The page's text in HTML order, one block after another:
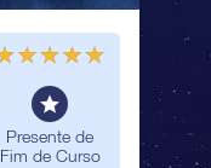
Presente de
Fim de Curso
Que